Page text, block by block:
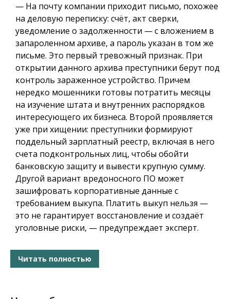
— На почту компании приходит письмо, похожее
на деловую переписку: счёт, акт сверки,
уведомление о задолженности — с вложением в
запароленном архиве, а пароль указан в том же
письме. Это первый тревожный признак. При
открытии данного архива преступники берут под
контроль зараженное устройство. Причем
нередко мошенники готовы потратить месяцы
на изучение штата и внутренних распорядков
интересующего их бизнеса. Второй проявляется
уже при хищении: преступники формируют
поддельный зарплатный реестр, включая в него
счета подконтрольных лиц, чтобы обойти
банковскую защиту и вывести крупную сумму.
Другой вариант вредоносного ПО может
зашифровать корпоративные данные с
требованием выкупа. Платить выкуп нельзя —
это не гарантирует восстановление и создаёт
уголовные риски, — предупреждает эксперт.
Читать полностью